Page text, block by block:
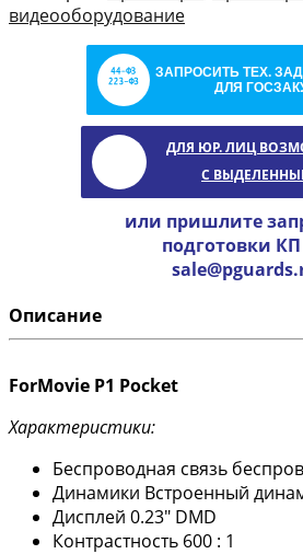
видеооборудование
ЗАПРОСИТЬ ТЕХ.
ДЛЯ
ДЛЯ ЮР. ЛИЦ
С
или пришлите
подготовки
Описание
ForMovie P1 Pocket
Характеристики:
Беспроводная связь
Динамики Встроенный
Дисплей 0.23" DMD
Контрастность 600 : 1